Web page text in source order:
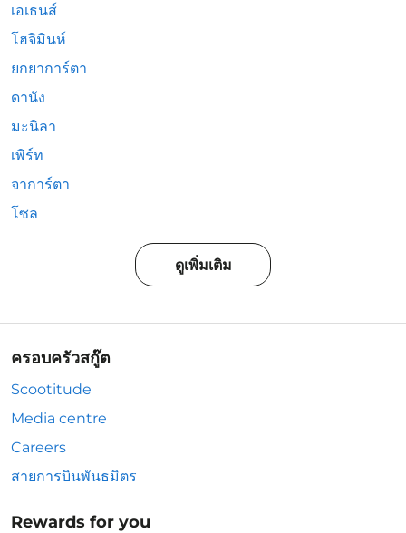
เอเธนส์
โฮจิมินห์
ยกยาการ์ตา
ดานัง
มะนิลา
เพิร์ท
จาการ์ตา
โซล
ดูเพิ่มเติม
ครอบครัวสกู๊ต
Scootitude
Media centre
Careers
สายการบินพันธมิตร
Rewards for you